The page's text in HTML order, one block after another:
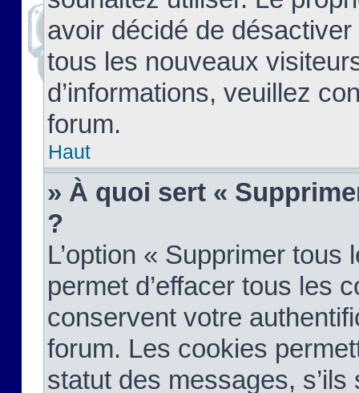
avoir décidé de
tous les nouveaux
d’informations, veuillez
forum.
Haut
» À quoi sert «
?
L’option « Supprimer
permet d’effacer tous les
conservent votre
forum. Les cookies
statut des messages,